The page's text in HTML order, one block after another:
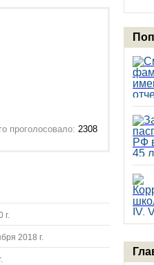
проголосовало: 2308
г.
2018 г.